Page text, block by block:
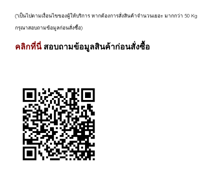
(*เป็นไปตามเงื่อนไขของผู้ให้บริการ หากต้องการสั่งสินค้าจำนวนเยอะ มากกว่า 50 Kg
กรุณาสอบถามข้อมูลก่อนสั่งซื้อ)
คลิกที่นี่ สอบถามข้อมูลสินค้าก่อนสั่งซื้อ